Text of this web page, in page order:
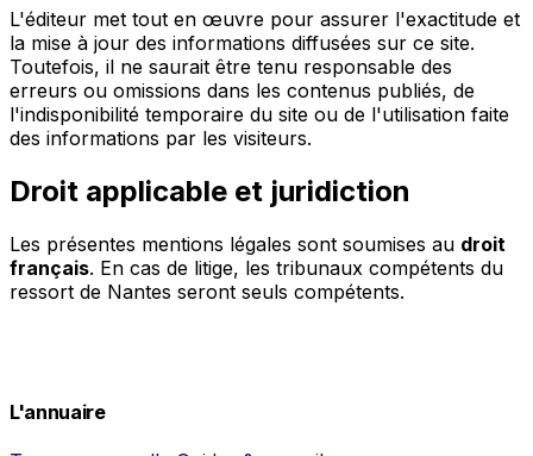
L'éditeur met tout en œuvre pour assurer l'exactitude et
la mise à jour des informations diffusées sur ce site.
Toutefois, il ne saurait être tenu responsable des
erreurs ou omissions dans les contenus publiés, de
l'indisponibilité temporaire du site ou de l'utilisation faite
des informations par les visiteurs.
Droit applicable et juridiction
Les présentes mentions légales sont soumises au droit
français. En cas de litige, les tribunaux compétents du
ressort de Nantes seront seuls compétents.
L'annuaire